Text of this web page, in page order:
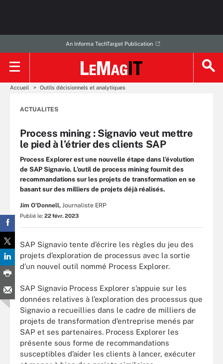
An Informa TechTarget Publication
Accueil Outils décisionnels et analytiques
ACTUALITES
Process mining : Signavio veut mettre
le pied à l’étrier des clients SAP
Process Explorer est une nouvelle étape dans l’évolution
de SAP Signavio. L’outil de process mining fournit des
recommandations sur les projets de transformation en se
basant sur des milliers de projets déjà réalisés.
Jim O'Donnell, Journaliste ERP
Publié le: 22 févr. 2023
SAP Signavio tente d’écrire les règles du jeu des
projets d’exploration de processus avec la sortie
d’un nouvel outil nommé Process Explorer.
SAP Signavio Process Explorer s’appuie sur les
données relatives à l’exploration des processus que
Signavio a recueillies dans le cadre de milliers de
projets de transformation d’entreprise menés par
SAP et ses partenaires. Process Explorer les
présente sous forme de recommandations
susceptibles d’aider les clients à lancer, exécuter